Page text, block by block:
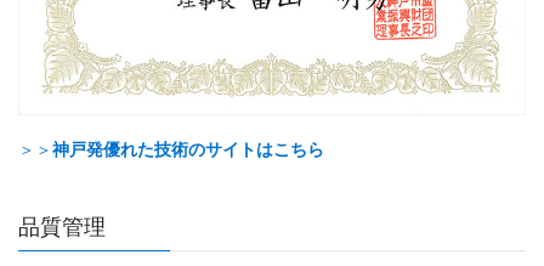
＞＞神戸発優れた技術のサイトはこちら
品質管理